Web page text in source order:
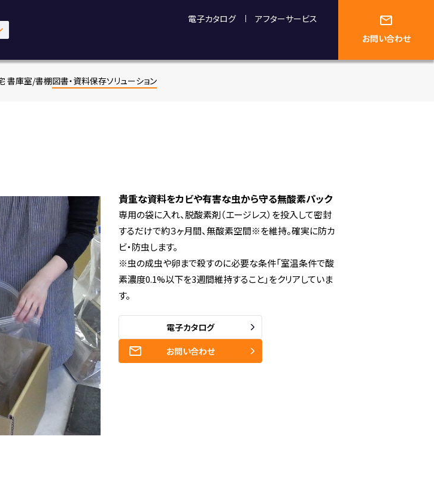
電子カタログ
アフターサービス
お問い合わせ
書庫室/書棚図書・資料保存ソリューション
貴重な資料をカビや有害な虫から守る無酸素パック
専用の袋に入れ、脱酸素剤（エージレス）を投入して密封
するだけで約３ヶ月間、無酸素空間※を維持。確実に防カ
ビ・防虫します。
※虫の成虫や卵まで殺すのに必要な条件「室温条件で酸
素濃度0.1%以下を3週間維持すること」をクリアしていま
す。
電子カタログ
お問い合わせ